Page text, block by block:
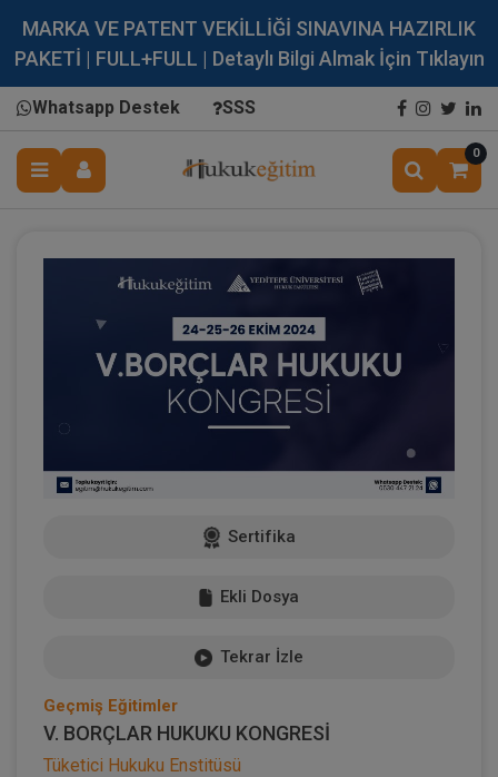
MARKA VE PATENT VEKİLLİĞİ SINAVINA HAZIRLIK
PAKETİ | FULL+FULL | Detaylı Bilgi Almak İçin Tıklayın
Whatsapp Destek SSS
0
Sertifika
Ekli Dosya
Tekrar İzle
Geçmiş Eğitimler
V. BORÇLAR HUKUKU KONGRESİ
Tüketici Hukuku Enstitüsü